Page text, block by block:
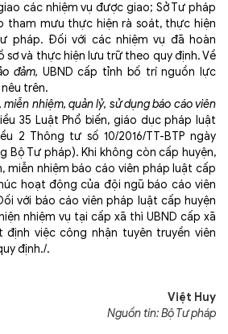
các nhiệm vụ được giao; Sở Tư pháp
tham mưu thực hiện rà soát, thực hiện
pháp. Đối với các nhiệm vụ đã hoàn
sơ và thực hiện lưu trữ theo quy định. Về
đảm, UBND cấp tỉnh bố trí nguồn lực
trên.
nhiệm, quản lỷ, sử dụng báo cáo viên
35 Luật Phổ biến, giáo dục pháp luật
2 Thông tư số 10/2016/TT-BTP ngày
Bộ Tư pháp). Khi không còn cấp huyện,
miễn nhiệm báo cáo viên pháp luật cấp
hoạt động của đội ngũ báo cáo viên
với báo cáo viên pháp luật cấp huyện
nhiệm vụ tại cấp xã thì UBND cấp xã
việc công nhận tuyên truyền viên
định./.
Việt Huy
Nguồn tin: Bộ Tư pháp